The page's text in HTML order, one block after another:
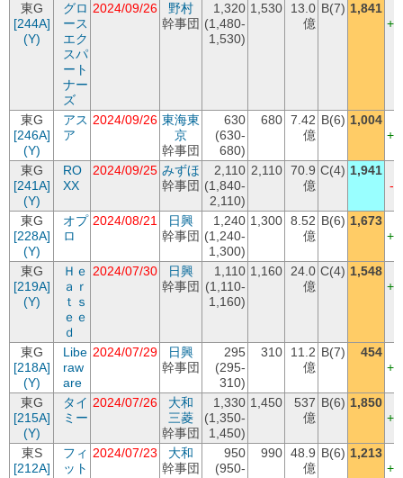
東G
[244A]
(Y)
グロ
ース
エク
スパ
ート
ナー
ズ
2024/09/26
野村
幹事団
1,320
(1,480-
1,530)
1,530
13.0
億
B(7) 1,841
東G
[246A]
(Y)
アス
ア
2024/09/26 東海東
京
幹事団
630
(630-
680)
680 7.42
億
B(6) 1,004
東G
[241A]
(Y)
RO
XX
2024/09/25 みずほ
幹事団
2,110
(1,840-
2,110)
2,110 70.9
億
C(4) 1,941
-
東G
[228A]
(Y)
オプ
ロ
2024/08/21
日興
幹事団
1,240
(1,240-
1,300)
1,300 8.52
億
B(6) 1,673
東G
[219A]
(Y)
Ｈｅ
ａｒ
ｔｓ
ｅｅ
ｄ
2024/07/30
日興
幹事団
1,110
(1,110-
1,160)
1,160
24.0
億
C(4) 1,548
東G
[218A]
(Y)
Libe
raw
are
2024/07/29
日興
幹事団
295
(295-
310)
310
11.2
億
B(7) 454
東G
[215A]
(Y)
タイ
ミー
2024/07/26
大和
三菱
幹事団
1,330
(1,350-
1,450)
1,450
537
億
B(6) 1,850
東S
[212A]
フィ
ット
2024/07/23
大和
幹事団
950
(950-
990 48.9
億
B(6) 1,213